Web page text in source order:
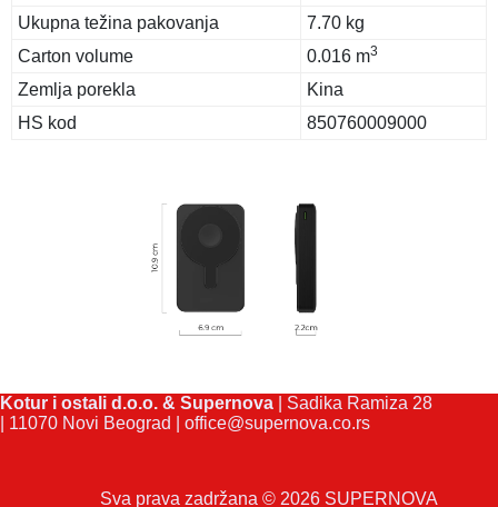
Ukupna težina pakovanja
7.70 kg
Carton volume
0.016 m3
Zemlja porekla
Kina
HS kod
850760009000
Kotur i ostali d.o.o. & Supernova | Sadika Ramiza 28
| 11070 Novi Beograd | office@supernova.co.rs
Sva prava zadržana © 2026 SUPERNOVA